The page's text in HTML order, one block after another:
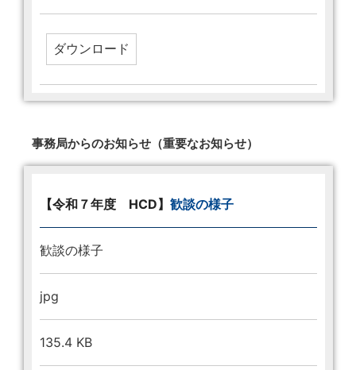
事務局からのお知らせ（重要なお知らせ）
【令和７年度 HCD】 歓談の様子
歓談の様子
jpg
135.4 KB